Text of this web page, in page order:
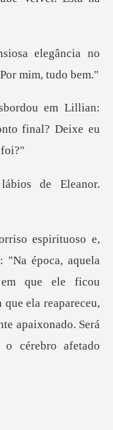
sa elegância no
an:
final? D
de Eleanor.
em que ele ficou
ela reapareceu,